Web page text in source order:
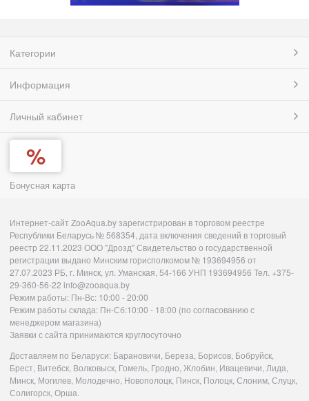
Категории
Информация
Личный кабинет
Бонусная карта
Интернет-сайт ZooAqua.by зарегистрирован в торговом реестре
Республики Беларусь № 568354, дата включения сведений в торговый
реестр 22.11.2023 ООО "Дрозд" Свидетельство о государственной
регистрации выдано Минским горисполкомом № 193694956 от
27.07.2023 РБ, г. Минск, ул. Уманская, 54-166 УНП 193694956 Тел. +375-
29-360-56-22 info@zooaqua.by
Режим работы: Пн-Вс: 10:00 - 20:00
Режим работы склада: Пн-Сб:10:00 - 18:00 (по согласованию с
менеджером магазина)
Заявки с сайта принимаются круглосуточно
Доставляем по Беларуси: Барановичи, Береза, Борисов, Бобруйск,
Брест, Витебск, Волковыск, Гомель, Гродно, Жлобин, Ивацевичи, Лида,
Минск, Могилев, Молодечно, Новополоцк, Пинск, Полоцк, Слоним, Слуцк,
Солигорск, Орша.